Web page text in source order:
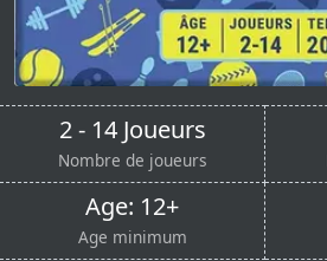
2 - 14 Joueurs
Nombre de joueurs
Age: 12+
Age minimum